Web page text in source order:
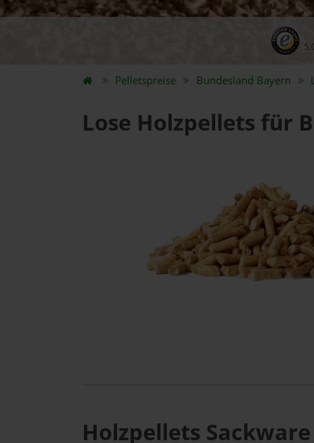
Pelletspreise Bundesland Bayern
Lose Holzpellets für
Holzpellets